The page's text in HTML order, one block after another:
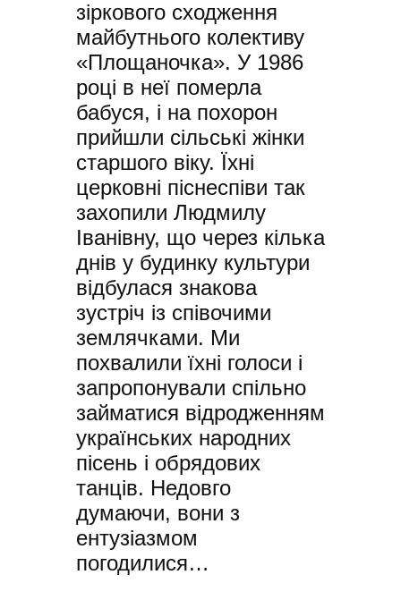
зіркового сходження
майбутнього колективу
«Площаночка». У 1986
році в неї померла
бабуся, і на похорон
прийшли сільські жінки
старшого віку. Їхні
церковні піснеспіви так
захопили Людмилу
Іванівну, що через кілька
днів у будинку культури
відбулася знакова
зустріч із співочими
землячками. Ми
похвалили їхні голоси і
запропонували спільно
займатися відродженням
українських народних
пісень і обрядових
танців. Недовго
думаючи, вони з
ентузіазмом
погодилися…